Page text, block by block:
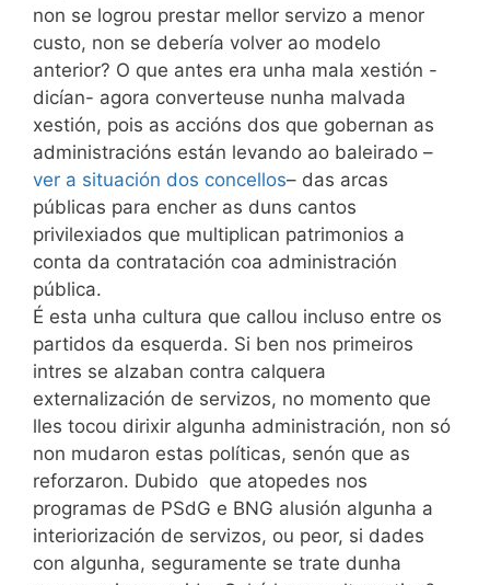
non se logrou prestar mellor servizo a menor
custo, non se debería volver ao modelo
anterior? O que antes era unha mala xestión -
dicían- agora converteuse nunha malvada
xestión, pois as accións dos que gobernan as
administracións están levando ao baleirado –
ver a situación dos concellos– das arcas
públicas para encher as duns cantos
privilexiados que multiplican patrimonios a
conta da contratación coa administración
pública.
É esta unha cultura que callou incluso entre os
partidos da esquerda. Si ben nos primeiros
intres se alzaban contra calquera
externalización de servizos, no momento que
lles tocou dirixir algunha administración, non só
non mudaron estas políticas, senón que as
reforzaron. Dubido que atopedes nos
programas de PSdG e BNG alusión algunha a
interiorización de servizos, ou peor, si dades
con algunha, seguramente se trate dunha